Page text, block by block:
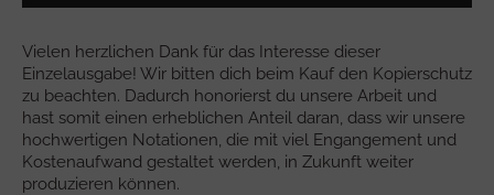
Vielen herzlichen Dank für das Interesse dieser
Einzelausgabe! Wir bitten dich beim Kauf den Kopierschutz
zu beachten. Dadurch honorierst du unsere Arbeit und
hast somit einen erheblichen Anteil daran, dass wir unsere
hochwertigen Notationen, die mit viel Engangement und
Kostenaufwand gestaltet werden, in Zukunft weiter
produzieren können.